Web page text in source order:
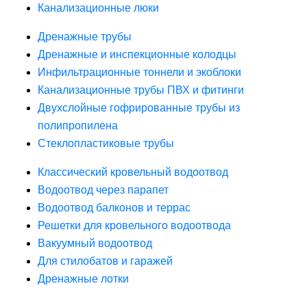
Канализационные люки
Дренажные трубы
Дренажные и инспекционные колодцы
Инфильтрационные тоннели и экоблоки
Канализационные трубы ПВХ и фитинги
Двухслойные гофрированные трубы из
полипропилена
Стеклопластиковые трубы
Классический кровельный водоотвод
Водоотвод через парапет
Водоотвод балконов и террас
Решетки для кровельного водоотвода
Вакуумный водоотвод
Для стилобатов и гаражей
Дренажные лотки